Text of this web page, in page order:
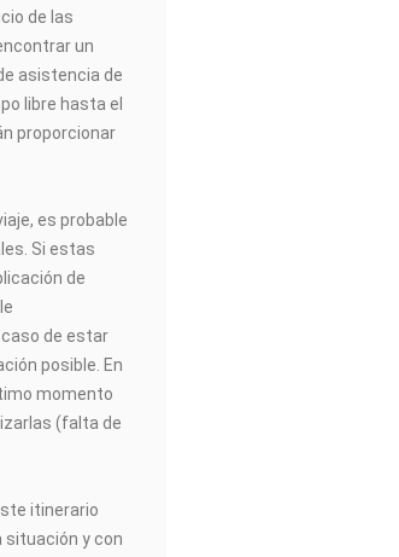
de las
un
asistencia de
libre hasta el
proporcionar
es probable
Si estas
de
de estar
posible. En
momento
(falta de
itinerario
situación y con